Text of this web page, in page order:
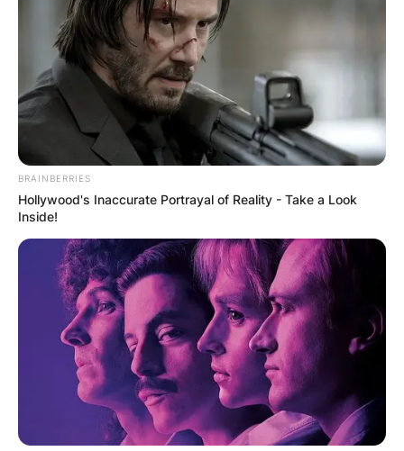
BRAINBERRIES
Hollywood's Inaccurate Portrayal of Reality - Take a Look
Inside!